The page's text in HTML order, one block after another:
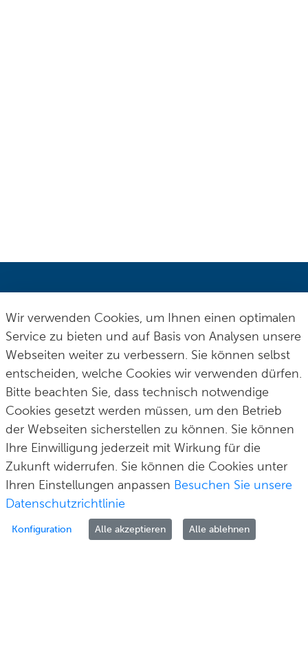
Stadt Solingen
Postfach 100165
fon0 212 290–0
post@solingen.de
© Stadt Solingen 2026
Hilfe & Kontakt Impressum DatenschutzCookie-Richtlinie
Wir verwenden Cookies, um Ihnen einen optimalen
Service zu bieten und auf Basis von Analysen unsere
Webseiten weiter zu verbessern. Sie können selbst
entscheiden, welche Cookies wir verwenden dürfen.
Bitte beachten Sie, dass technisch notwendige
Cookies gesetzt werden müssen, um den Betrieb
der Webseiten sicherstellen zu können. Sie können
Ihre Einwilligung jederzeit mit Wirkung für die
Zukunft widerrufen. Sie können die Cookies unter
Ihren Einstellungen anpassen Besuchen Sie unsere
Datenschutzrichtlinie
Konfiguration Alle akzeptieren Alle ablehnen